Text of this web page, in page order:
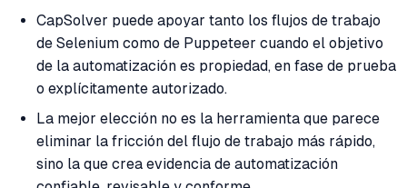
CapSolver puede apoyar tanto los flujos de trabajo
de Selenium como de Puppeteer cuando el objetivo
de la automatización es propiedad, en fase de prueba
o explícitamente autorizado.
La mejor elección no es la herramienta que parece
eliminar la fricción del flujo de trabajo más rápido,
sino la que crea evidencia de automatización